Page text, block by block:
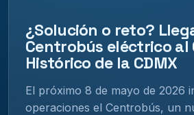
¿Solución o reto?
Centrobús eléctrico al
Histórico de la CDMX
El próximo 8 de mayo de 2026
operaciones el Centrobús, un